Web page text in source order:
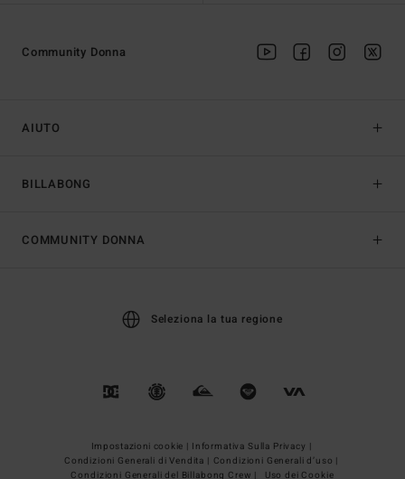
AIUTO
BILLABONG
Community Donna
COMMUNITY DONNA
Seleziona la tua regione
Impostazioni cookie | Informativa Sulla Privacy |
Condizioni Generali di Vendita | Condizioni Generali d’uso |
Condizioni Generali del Billabong Crew |
Uso dei Cookie